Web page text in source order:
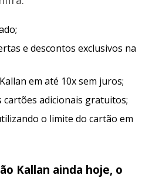
e descontos exclusivos na
em até 10x sem juros;
cartões adicionais gratuitos;
o limite do cartão em
Kallan ainda hoje, o